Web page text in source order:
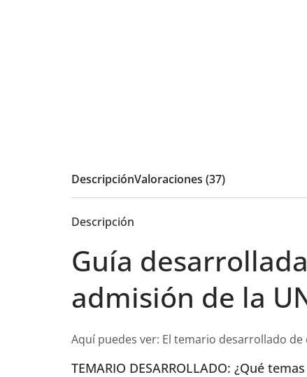
DescripciónValoraciones (37)
Descripción
Guía
admisión de la
Aquí puedes ver: El temario desarrollado de
TEMARIO DESARROLLADO: ¿Qué